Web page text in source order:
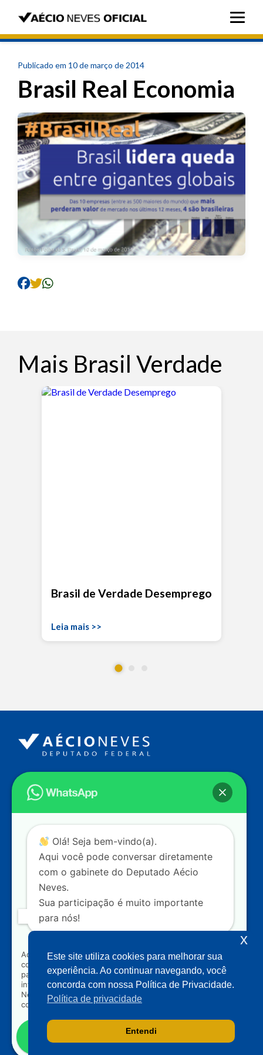
Publicado em 10 de março de 2014
Brasil Real Economia
Mais Brasil Verdade
Brasil de Verdade Desemprego
Leia mais >>
Endereço
Câmara dos Deputados
Ed. Principal, Ala C – Gabinete
Contato
dep.aecioneves@camara.leg.br
+55 (61) 3215-5964
+55 (31) 3261-0121
+55 (31) 97150-0834
Nossas redes
Acompanhe o meu mandato
Olá! Seja bem-vindo(a).
Aqui você pode conversar diretamente
com o gabinete do Deputado Aécio
Neves.
Sua participação é muito importante
para nós!
Ao clicar para iniciar o contato pelo WhatsApp, você
concorda que seus dados serão utilizados exclusivamente
para atendimento relacionado às demandas, sugestões ou
informações referentes ao mandato do Deputado Aécio
Neves. Seus dados serão tratados com sigilo e não serão
compartilhados com terceiros.
Falar com gabinete
Este site utiliza cookies para melhorar sua
experiência. Ao continuar navegando, você
concorda com nossa Política de Privacidade.
Política de privacidade
Entendi
x